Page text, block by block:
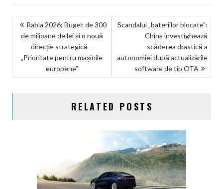
NAVIGARE
ÎN
ARTICOLE
Rabla 2026: Buget de 300
de milioane de lei și o nouă
direcție strategică –
„Prioritate pentru mașinile
europene”
Scandalul „bateriilor blocate”:
China investighează
scăderea drastică a
autonomiei după actualizările
software de tip OTA
RELATED POSTS